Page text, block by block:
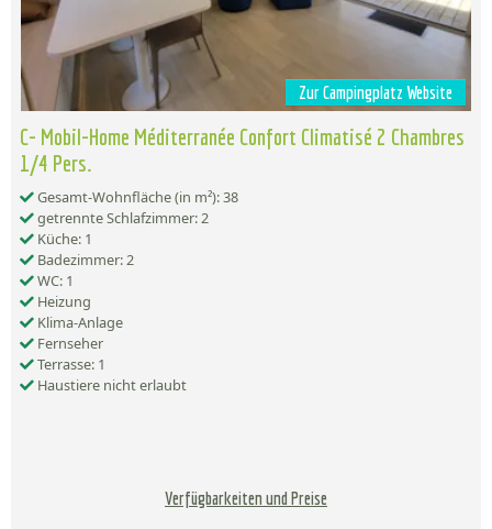
Zur Campingplatz Website
C- Mobil-Home Méditerranée Confort Climatisé 2 Chambres
1/4 Pers.
Gesamt-Wohnfläche (in m²): 38
getrennte Schlafzimmer: 2
Küche: 1
Badezimmer: 2
WC: 1
Heizung
Klima-Anlage
Fernseher
Terrasse: 1
Haustiere nicht erlaubt
Verfügbarkeiten und Preise